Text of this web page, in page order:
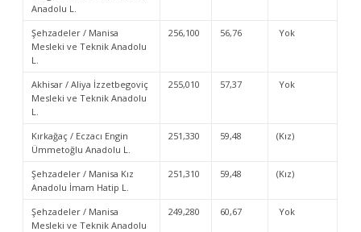
Anadolu L.
Şehzadeler / Manisa
Mesleki ve Teknik Anadolu
L.
256,100 56,76 Yok
Akhisar / Aliya İzzetbegoviç
Mesleki ve Teknik Anadolu
L.
255,010 57,37 Yok
Kırkağaç / Eczacı Engin
Ümmetoğlu Anadolu L.
251,330 59,48 (Kız)
Şehzadeler / Manisa Kız
Anadolu İmam Hatip L.
251,310 59,48 (Kız)
Şehzadeler / Manisa
Mesleki ve Teknik Anadolu
249,280 60,67 Yok